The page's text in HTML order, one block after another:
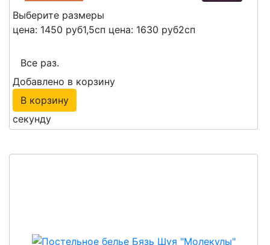
Выберите размеры
цена: 1450 руб1,5сп цена: 1630 руб2сп
Все раз.
Добавлено в корзину
В корзину
секунду